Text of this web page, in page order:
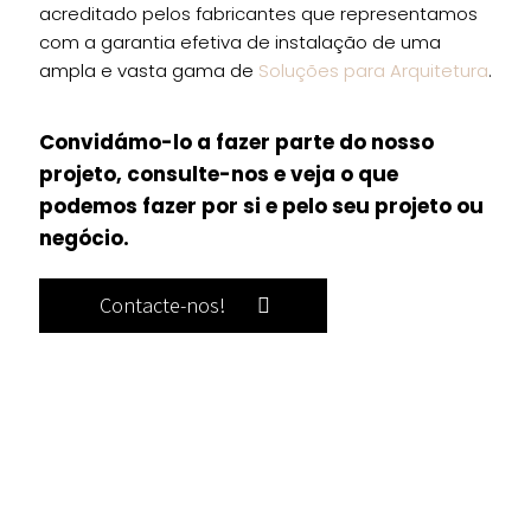
acreditado pelos fabricantes que representamos
com a garantia efetiva de instalação de uma
ampla e vasta gama de Soluções para Arquitetura.
Convidámo-lo a fazer parte do nosso
projeto, consulte-nos e veja o que
podemos fazer por si e pelo seu projeto ou
negócio.
Contacte-nos!